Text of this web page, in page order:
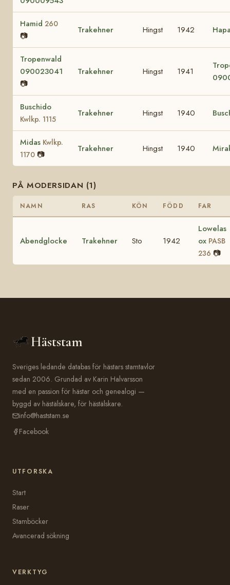
Hamid 260
📷
Trakehner Hingst 1942
Tropenwald
090023041
📷
Trakehner Hingst 1941
Buschido
Kwlkp. 1115
Trakehner Hingst 1940
Midas Kwlkp.
1170 📷
Trakehner Hingst 1940
PÅ MODERSIDAN (1)
NAMN RAS KÖN FÖDD FAR
Abendglocke Trakehner Sto 1942
Lowelas
ox PASB
236 📷
Häststam
Sveriges ledande databas för hästars stamtavlor
sedan 2006. Grundad av Karin Halvarsson
med en passion för hästar och genealogi —
byggd av hästälskare, för hästälskare.
info@haststam.se
Facebook
UTFORSKA
Start
Raser
Stamböcker
Avancerad sökning
VERKTYG